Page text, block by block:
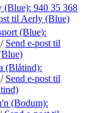
(Blue): 940 35 368
til Aerly (Blue)
(Blue):
/ Send e-post til
(Blåtind):
/ Send e-post til
(Bodum):